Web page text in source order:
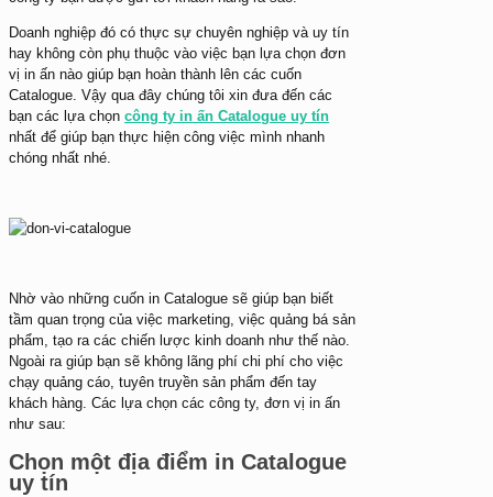
Doanh nghiệp đó có thực sự chuyên nghiệp và uy tín
hay không còn phụ thuộc vào việc bạn lựa chọn đơn
vị in ấn nào giúp bạn hoàn thành lên các cuốn
Catalogue. Vậy qua đây chúng tôi xin đưa đến các
bạn các lựa chọn công ty in ấn Catalogue uy tín
nhất để giúp bạn thực hiện công việc mình nhanh
chóng nhất nhé.
Nhờ vào những cuốn in Catalogue sẽ giúp bạn biết
tầm quan trọng của việc marketing, việc quảng bá sản
phẩm, tạo ra các chiến lược kinh doanh như thế nào.
Ngoài ra giúp bạn sẽ không lãng phí chi phí cho việc
chạy quảng cáo, tuyên truyền sản phẩm đến tay
khách hàng. Các lựa chọn các công ty, đơn vị in ấn
như sau:
Chọn một địa điểm in Catalogue
uy tín